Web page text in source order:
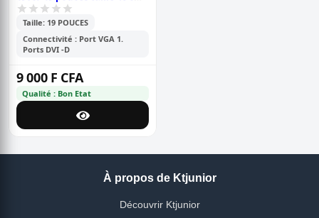
resolution 1280 x 1024 pixels
Taille: 19 POUCES
Connectivité : Port VGA 1.
Ports DVI -D
9 000 F CFA
Qualité : Bon Etat
À propos de Ktjunior
Découvrir Ktjunior